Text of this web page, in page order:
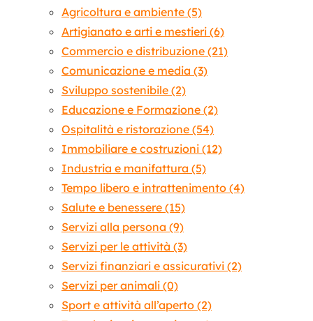
Agricoltura e ambiente (5)
Artigianato e arti e mestieri (6)
Commercio e distribuzione (21)
Comunicazione e media (3)
Sviluppo sostenibile (2)
Educazione e Formazione (2)
Ospitalità e ristorazione (54)
Immobiliare e costruzioni (12)
Industria e manifattura (5)
Tempo libero e intrattenimento (4)
Salute e benessere (15)
Servizi alla persona (9)
Servizi per le attività (3)
Servizi finanziari e assicurativi (2)
Servizi per animali (0)
Sport e attività all’aperto (2)